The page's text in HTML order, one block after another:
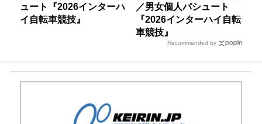
ュート『2026インターハ
イ自転車競技』
／男女個人パシュート
『2026インターハイ自転
車競技』
Recommended by